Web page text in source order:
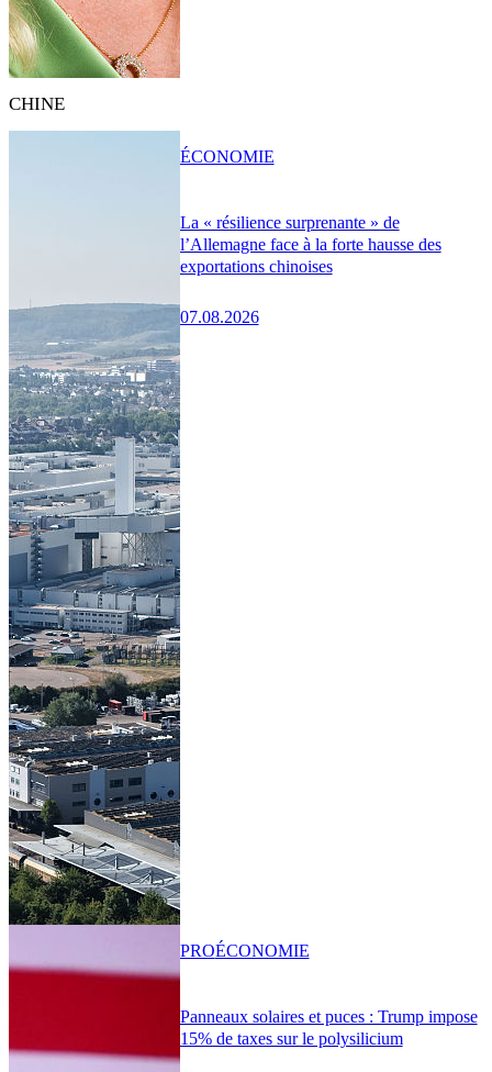
CHINE
La « résilience surprenante » de
l’Allemagne face à la forte hausse des
exportations chinoises
07.08.2026
ÉCONOMIE
Panneaux solaires et puces : Trump impose
15% de taxes sur le polysilicium
PROÉCONOMIE